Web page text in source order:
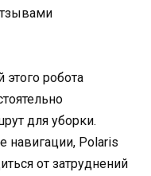
робота
для уборки.
навигации, Polaris
от затруднений